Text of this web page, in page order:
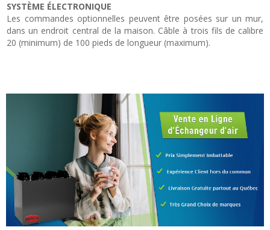
SYSTÈME ÉLECTRONIQUE
Les commandes optionnelles peuvent être posées sur un mur,
dans un endroit central de la maison. Câble à trois fils de calibre
20 (minimum) de 100 pieds de longueur (maximum).